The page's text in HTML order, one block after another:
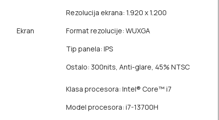
Ekran
Rezolucija ekrana: 1.920 x 1.200
Format rezolucije: WUXGA
Tip panela: IPS
Ostalo: 300nits, Anti-glare, 45% NTSC
Klasa procesora: Intel® Core™ i7
Model procesora: i7-13700H